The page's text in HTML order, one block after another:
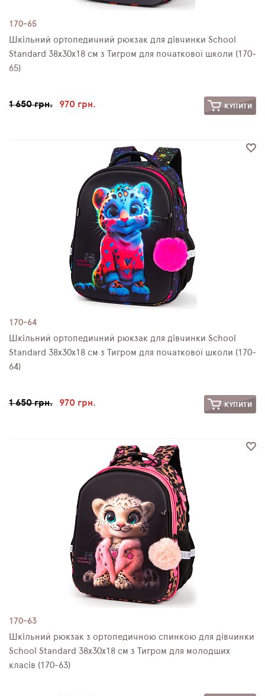
170-65
Шкільний ортопедичний рюкзак для дівчинки School
Standard 38х30х18 см з Тигром для початкової школи (170-
65)
1 650 грн. 970 грн. КУПИТИ
170-64
Шкільний ортопедичний рюкзак для дівчинки School
Standard 38х30х18 см з Тигром для початкової школи (170-
64)
1 650 грн. 970 грн. КУПИТИ
170-63
Шкільний рюкзак з ортопедичною спинкою для дівчинки
School Standard 38х30х18 см з Тигром для молодших
класів (170-63)